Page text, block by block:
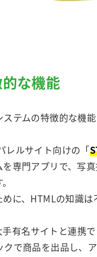
な機能
テムの特徴的な機能
レルサイト向けの「
専門アプリで、写
に、HTMLの知識は
有名サイトと連携
で商品を出品し、